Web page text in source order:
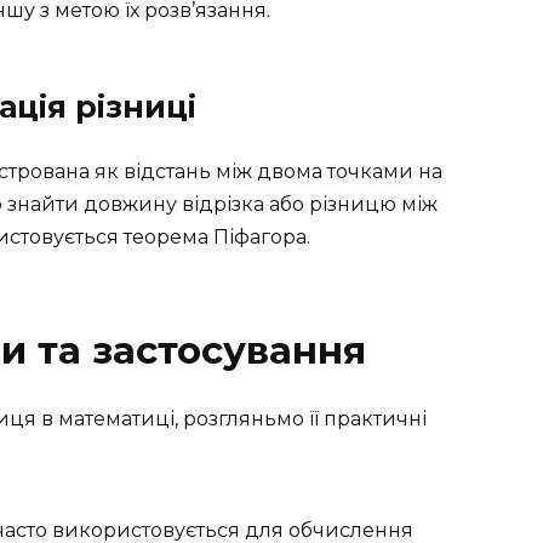
з метою їх розв’язання.
різниці
як відстань між двома точками на
довжину відрізка або різницю між
теорема Піфагора.
та застосування
в математиці, розгляньмо її практичні
використовується для обчислення